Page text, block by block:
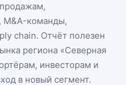
M&A-команды,
chain. Отчёт полезен
региона «Северная
инвесторам и
в новый сегмент.